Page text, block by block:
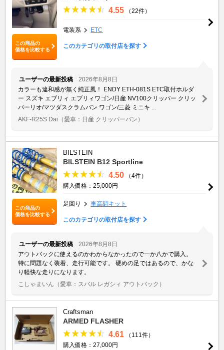
この商品の
価格を比較する
4.55 （22件）
電装系 ETC
このカテゴリの取付店を探す
ユーザーの最新投稿
2026年8月8日
カラーも違和感が無く純正風！ ENDY ETH-081S ETC取付ホルダ
ー スズキ エブリィ エブリィワゴン/日産 NV100クリッパー クリッ
パーリオ/マツダスクラムバン ワゴン/三菱 ミニキ ...
AKF-R25S Dai （愛車：日産 クリッパーバン）
この商品の
価格を比較する
BILSTEIN
BILSTEIN B12 Sportline
4.50
（4件）
購入価格：25,000円
足回り 車高調キット
このカテゴリの取付店を探す
ユーザーの最新投稿
2026年8月8日
アウトバックに使えるのかわからなかったので一か八かで購入。
特に問題なく装着、走行可能です。 硬めの足ではあるので、かな
り軽快な走りになります。
こしゃまいん （愛車：スバル レガシィ アウトバック）
Craftsman
ARMED FLASHER
4.61
（111件）
購入価格：27,000円